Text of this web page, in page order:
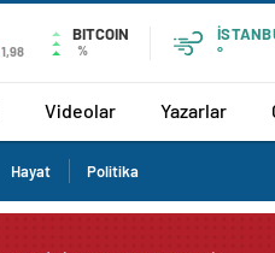
1,98
BITCOIN
%
°
Videolar Yazarlar
Hayat Politika